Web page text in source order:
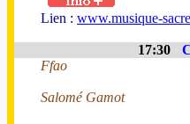
Lien : www.musique-
17:30
Ffao
Salomé Gamot